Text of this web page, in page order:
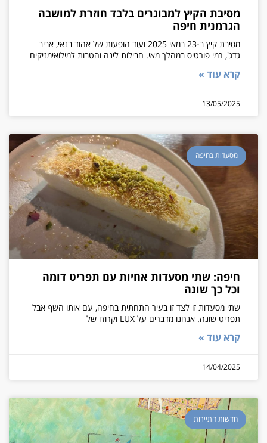
מסיבת הקיץ למבוגרים בלבד חוזרת למושבה
הגרמנית חיפה
מסיבת קיץ ב-23 במאי 2025 ועוד הופעות של אהוד בנאי, אביב
גדג', רמי פורטיס במהלך מאי. חבילות לינה והטבות למילואימניקים
קרא עוד »
13/05/2025
מסעדות בחיפה
חיפה: שתי מסעדות אחיות עם תפריט דומה
וכל כך שונה
שתי מסעדות זו לצד זו בעיר התחתית בחיפה, עם אותו השף אבל
תפריט שונה. אנחנו מדברים על LUX וקרודו של
קרא עוד »
14/04/2025
חדשות התיירות